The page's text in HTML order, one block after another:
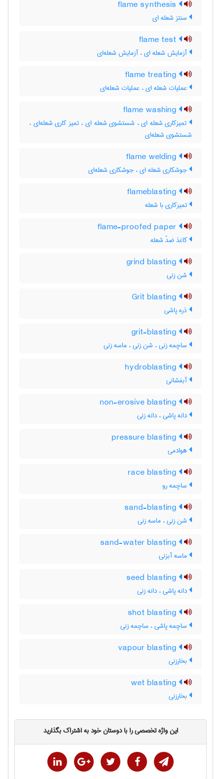
سنتز شعله ای
آزمایش شعله ای ، آزمایش شعله‌ای
عملیات شعله ای ، عملیات شعله‌ای
تمیزکاری شعله ای ، شستشوی شعله ای ، تمیز کاری شعله‌ای ،
شستشوی شعله‌ای
جوشکاری شعله ای ، جوشکاری شعله‌ای
تمیزکاری با شعله
کاغذ ضدّ شعله
شن زنی
ذره پاشی
ساچمه زنی ، شن زنی ، ماسه زنی
آبفشانی
دانه پاشی ، دانه زنی
هوادمی
ساچمه رو
شن زنی ، ماسه زنی
ماسه آبزنی
دانه پاشی ، دانه زنی
ساچمه پاشی ، ساچمه زنی
بخارزنی
بخارزنی
این واژه تخصصی را با دوستان خود به اشتراک بگذارید